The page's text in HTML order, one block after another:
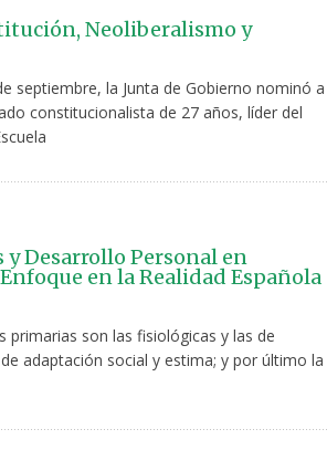
Neoliberalismo y
septiembre, la Junta de Gobierno nominó a
constitucionalista de 27 años, líder del
y Desarrollo Personal en
en la Realidad Española
primarias son las fisiológicas y las de
adaptación social y estima; y por último la